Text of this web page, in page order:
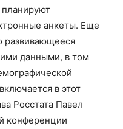
планируют
анкеты. Еще
развивающееся
данными, в том
в этот
Росстата Павел
конференции